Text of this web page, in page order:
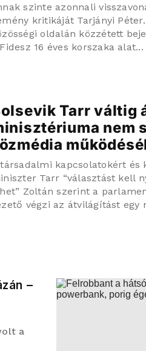
szinte azonnali
kritikáját Tarjányi
oldalán közzétett
16 éves korszaka alat...
Tarr váltig
nem
kapcsolatokért
Tarr “választást kell
Zoltán szerint a
végzi az átvilágítást egy
–
a